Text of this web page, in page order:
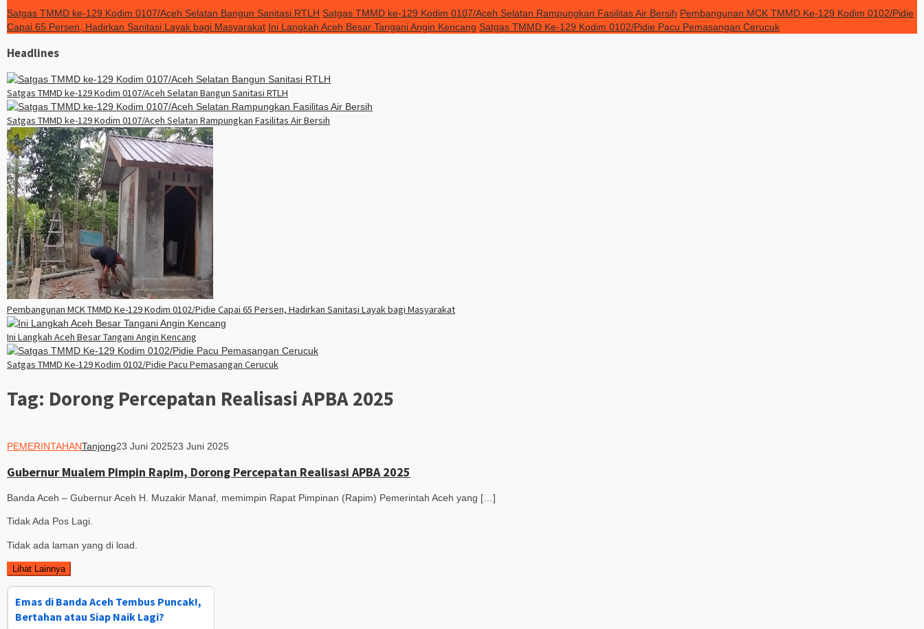
Satgas TMMD ke-129 Kodim 0107/Aceh Selatan Bangun Sanitasi RTLH Satgas TMMD ke-129 Kodim 0107/Aceh Selatan Rampungkan Fasilitas Air Bersih Pembangunan MCK TMMD Ke-129 Kodim 0102/Pidie
Capai 65 Persen, Hadirkan Sanitasi Layak bagi Masyarakat Ini Langkah Aceh Besar Tangani Angin Kencang Satgas TMMD Ke-129 Kodim 0102/Pidie Pacu Pemasangan Cerucuk
Headlines
Satgas TMMD ke-129 Kodim 0107/Aceh Selatan Bangun Sanitasi RTLH
Satgas TMMD ke-129 Kodim 0107/Aceh Selatan Rampungkan Fasilitas Air Bersih
Pembangunan MCK TMMD Ke-129 Kodim 0102/Pidie Capai 65 Persen, Hadirkan Sanitasi Layak bagi Masyarakat
Ini Langkah Aceh Besar Tangani Angin Kencang
Satgas TMMD Ke-129 Kodim 0102/Pidie Pacu Pemasangan Cerucuk
Tag: Dorong Percepatan Realisasi APBA 2025
PEMERINTAHANTanjong23 Juni 202523 Juni 2025
Gubernur Mualem Pimpin Rapim, Dorong Percepatan Realisasi APBA 2025
Banda Aceh – Gubernur Aceh H. Muzakir Manaf, memimpin Rapat Pimpinan (Rapim) Pemerintah Aceh yang […]
Tidak Ada Pos Lagi.
Tidak ada laman yang di load.
Lihat Lainnya
Emas di Banda Aceh Tembus Puncak!,
Bertahan atau Siap Naik Lagi?